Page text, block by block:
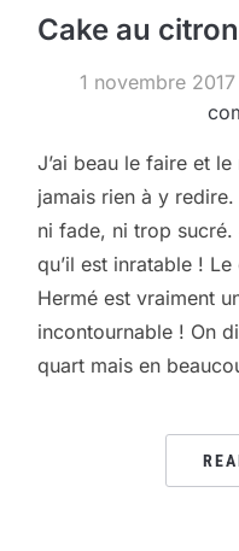
Cake au
1 novembre 2017
J’ai beau le faire et
jamais rien à y redire.
ni fade, ni trop sucré.
qu’il est inratable !
Hermé est vraiment
incontournable ! On
quart mais en